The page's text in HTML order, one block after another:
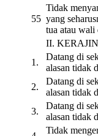
55
Tidak
yang
tua atau wali
II.
1.
Datang di
alasan tidak
2.
Datang di
alasan tidak
3.
Datang di
alasan tidak
Tidak